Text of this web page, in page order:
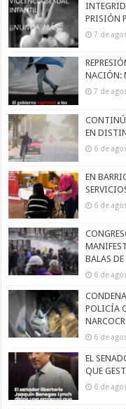
PRISIÓN
7 de
NACIÓN:
7 de
EN
6 de
EN
6 de
BALAS
6 de
POLICÍA
6 de
EL
QUE
6 de